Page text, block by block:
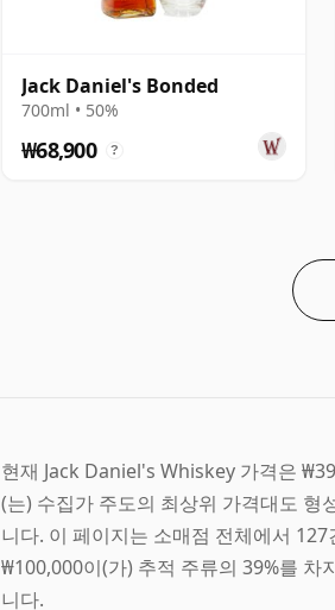
Jack Daniel's Bonded
700ml • 50%
₩68,900 ?
현재 Jack Daniel's Whiskey 가격은
(는) 수집가 주도의 최상위 가격대도 형
니다. 이 페이지는 소매점 전체에서
₩100,000이(가) 추적 주류의 39%를 차
니다.